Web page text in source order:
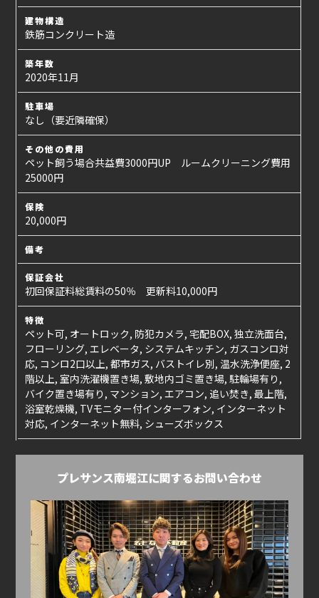
建物構造
鉄筋コンクリート造
築年数
2020年11月
駐車場
なし（要近隣確保）
その他の費用
ペット飼う場合共益費3000円UP ルームクリーニング費用
25000円
保険
20,000円
備考
保証会社
初回保証料総賃料の50％ 更新料10,000円
特徴
ペット可, オートロック, 防犯カメラ, 宅配BOX, 独立洗面台,
フローリング, エレベータ, システムキッチン, ガスコンロ対
応, コンロ2口以上, 都市ガス, バストイレ別, 温水洗浄便座, 2
階以上, 室内洗濯機置き場, 敷地内ゴミ置き場, 駐輪場有り,
バイク置き場有り, マンション, エアコン, 追い焚き, 最上階,
浴室乾燥機, TVモニター付インターフォン, インターネット
対応, インターネット無料, シューズボックス
プレサンス南堀江に関するお問い合わせ